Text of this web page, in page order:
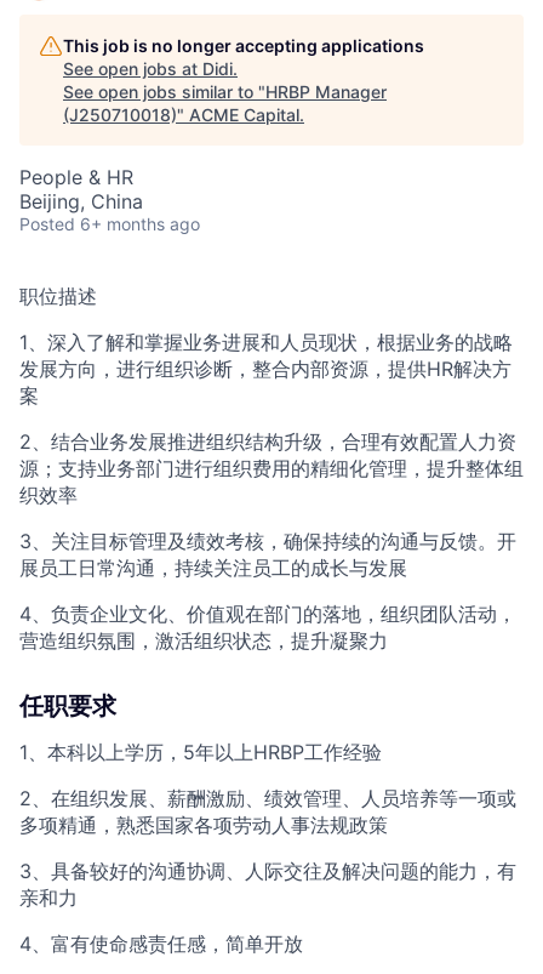
ACME Homepage
This job is no longer accepting applications
See open jobs at Didi.
See open jobs similar to "HRBP Manager
(J250710018)" ACME Capital.
People & HR
Beijing, China
Posted 6+ months ago
职位描述
1、深入了解和掌握业务进展和人员现状，根据业务的战略
发展方向，进行组织诊断，整合内部资源，提供HR解决方
案
2、结合业务发展推进组织结构升级，合理有效配置人力资
源；支持业务部门进行组织费用的精细化管理，提升整体组
织效率
3、关注目标管理及绩效考核，确保持续的沟通与反馈。开
展员工日常沟通，持续关注员工的成长与发展
4、负责企业文化、价值观在部门的落地，组织团队活动，
营造组织氛围，激活组织状态，提升凝聚力
任职要求
1、本科以上学历，5年以上HRBP工作经验
2、在组织发展、薪酬激励、绩效管理、人员培养等一项或
多项精通，熟悉国家各项劳动人事法规政策
3、具备较好的沟通协调、人际交往及解决问题的能力，有
亲和力
4、富有使命感责任感，简单开放